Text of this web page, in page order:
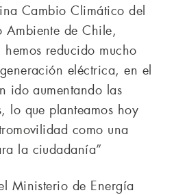
Cambio Climático del
de Chile,
reducido mucho
eléctrica, en el
ido aumentando las
lo que planteamos hoy
como una
la ciudadanía”
Ministerio de Energía